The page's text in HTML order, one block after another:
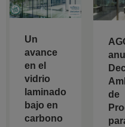
Un
avance
en el
vidrio
laminado
bajo en
carbono
de